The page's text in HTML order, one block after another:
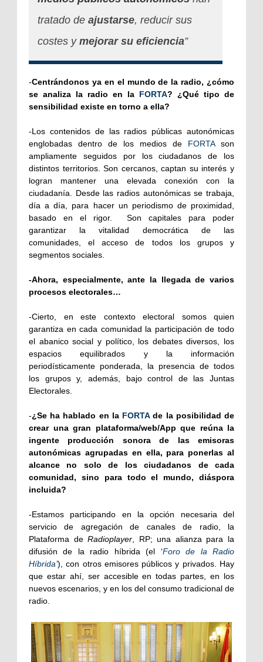
tratado de ajustarse, reducir sus
costes y mejorar su eficiencia”
-Centrándonos ya en el mundo de la radio, ¿cómo
se analiza la radio en la FORTA? ¿Qué tipo de
sensibilidad existe en torno a ella?
-Los contenidos de las radios públicas autonómicas
englobadas dentro de los medios de FORTAson
ampliamente seguidos por los ciudadanos de los
distintos territorios. Son cercanos, captan su interés y
logran mantener una elevada conexión con la
ciudadanía. Desde las radios autonómicas se trabaja,
día a día, para hacer un periodismo de proximidad,
basado en el rigor.
Son capitales para poder
garantizar la vitalidad democrática de las
comunidades, el acceso de todos los grupos y
segmentos sociales.
-Ahora, especialmente, ante la llegada de varios
procesos electorales…
-Cierto, en este contexto electoral somos quien
garantiza en cada comunidad la participación de todo
el abanico social y político, los debates diversos, los
espacios equilibrados y la información
periodísticamente ponderada, la presencia de todos
los grupos y, además, bajo control de las Juntas
Electorales.
-¿Se ha hablado en la FORTAde la posibilidad de
crear una gran plataforma/web/App que reúna la
ingente producción sonora de las emisoras
autonómicas agrupadas en ella, para ponerlas al
alcance no solo de los ciudadanos de cada
comunidad, sino para todo el mundo, diáspora
incluida?
-Estamos participando en la opción necesaria del
servicio de agregación de canales de radio, la
Plataforma deRadioplayer , RP; una alianza para la
difusión de la radio híbrida (el ‘Foro de la Radio
Híbrida’), con otros emisores públicos y privados. Hay
que estar ahí, ser accesible en todas partes, en los
nuevos escenarios, y en los del consumo tradicional de
radio.